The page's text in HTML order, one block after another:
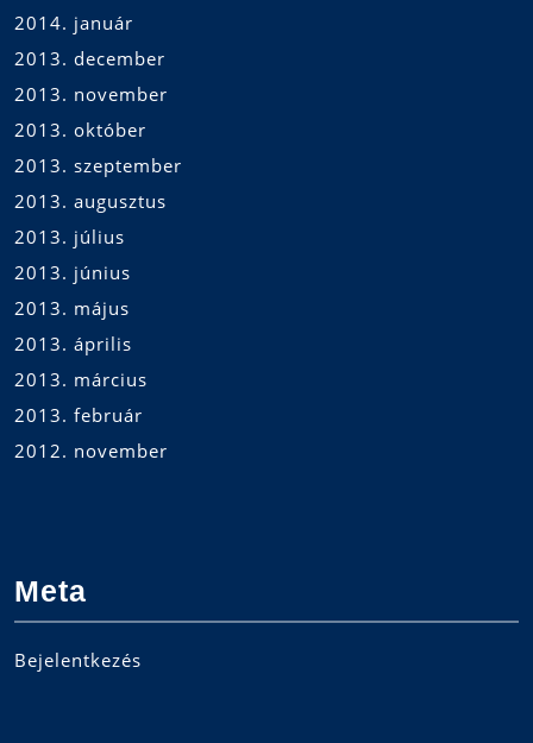
2014. január
2013. december
2013. november
2013. október
2013. szeptember
2013. augusztus
2013. július
2013. június
2013. május
2013. április
2013. március
2013. február
2012. november
Meta
Bejelentkezés